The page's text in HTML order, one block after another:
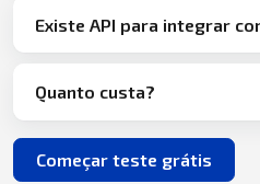
Existe API para integrar
Quanto custa?
Começar teste grátis